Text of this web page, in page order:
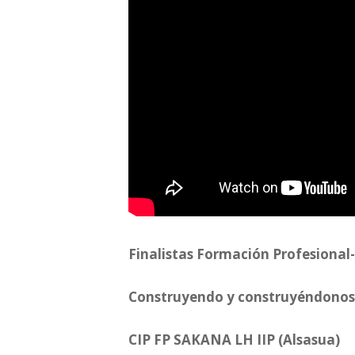
Finalistas Formación
Construyendo y construyéndonos
CIP FP SAKANA LH IIP (Alsasua)